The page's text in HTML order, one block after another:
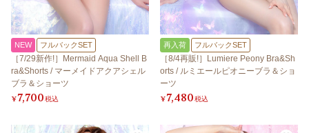
NEW フルバックSET
［7/29新作!］Mermaid Aqua Shell B
ra&Shorts / マーメイドアクアシェル
ブラ＆ショーツ
¥7,700税込
再入荷 フルバックSET
［8/4再販!］Lumiere Peony Bra&Sh
orts / ルミエールピオニーブラ＆ショ
ーツ
¥7,480税込